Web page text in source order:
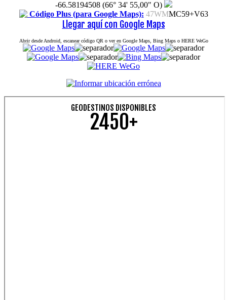
-66.58194508 (66° 34' 55,00" O)
Código Plus (para Google Maps): 47WMMC59+V63
Llegar aquí con Google Maps
Abrir desde Android, escanear código QR o ver en Google Maps, Bing Maps o HERE WeGo
GEODESTINOS DISPONIBLES
2450+